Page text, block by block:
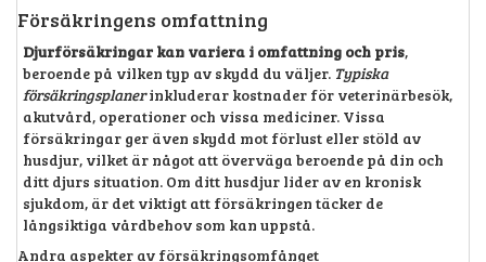
Försäkringens omfattning
Djurförsäkringar kan variera i omfattning och pris,
beroende på vilken typ av skydd du väljer. Typiska
försäkringsplanerinkluderar kostnader för veterinärbesök,
akutvård, operationer och vissa mediciner. Vissa
försäkringar ger även skydd mot förlust eller stöld av
husdjur, vilket är något att överväga beroende på din och
ditt djurs situation. Om ditt husdjur lider av en kronisk
sjukdom, är det viktigt att försäkringen täcker de
långsiktiga vårdbehov som kan uppstå.
Andra aspekter av försäkringsomfånget